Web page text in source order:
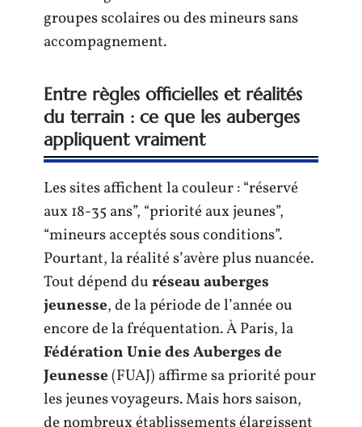
groupes scolaires ou des mineurs sans
accompagnement.
Entre règles officielles et réalités
du terrain : ce que les auberges
appliquent vraiment
Les sites affichent la couleur : “réservé
aux 18-35 ans”, “priorité aux jeunes”,
“mineurs acceptés sous conditions”.
Pourtant, la réalité s’avère plus nuancée.
Tout dépend duréseau auberges
jeunesse, de la période de l’année ou
encore de la fréquentation. À Paris, la
Fédération Unie des Auberges de
Jeunesse(FUAJ) affirme sa priorité pour
les jeunes voyageurs. Mais hors saison,